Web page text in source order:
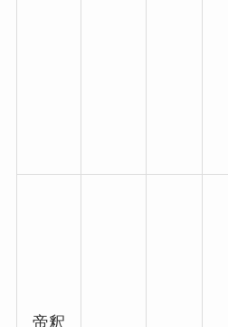
帝釈